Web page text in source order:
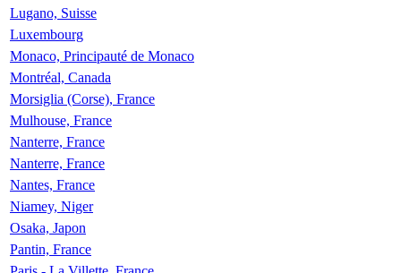
Lugano, Suisse
Luxembourg
Monaco, Principauté de Monaco
Montréal, Canada
Morsiglia (Corse), France
Mulhouse, France
Nanterre, France
Nanterre, France
Nantes, France
Niamey, Niger
Osaka, Japon
Pantin, France